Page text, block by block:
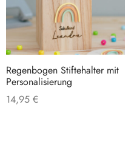
mehrere
Varianten
auf.
Die
Regenbogen Stiftehalter mit
Personalisierung
14,95 €